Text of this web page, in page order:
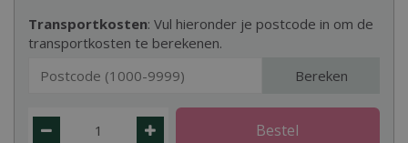
Transportkosten: Vul hieronder je postcode in om de
transportkosten te berekenen.
Bereken